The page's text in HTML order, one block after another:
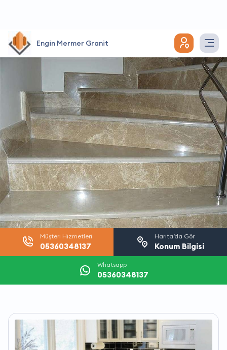
Engin Mermer Granit
Müşteri Hizmetleri
05360348137
Harita’da Gör
Konum Bilgisi
Whatsapp
05360348137